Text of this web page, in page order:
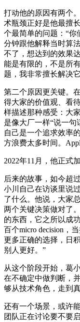
打动他的原因有两个
术瓶颈正好是他最擅
个最简单的问题：“你
分钟跟他解释当时算
不了，想达到的效果
能是有限的，不是所
题，我非常擅长解决
第二个原因更关键。
得大家的价值观、看
样描述那种感受：大
是像大厂一样“说一
自己是一个追求效率
方浪费太多时间。
2022年11月，他正式
后来的故事，如今超
小川自己在访谈里说
了什么。他说，大家
两个关键决策做对了
的东西，它之所以成
百个micro decision，
更多正确的选择，日
别人更好。”
从这个阶段开始，葛
在不确定中做判断，
够从技术角色，走到
还有一个场景，或许
团队正在讨论要不要